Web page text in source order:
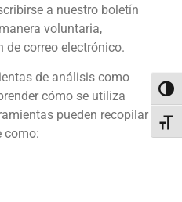
a nuestro boletín
voluntaria,
de correo electrónico.
de análisis como
cómo se utiliza
pueden recopilar
como: